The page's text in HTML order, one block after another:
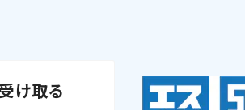
け取る